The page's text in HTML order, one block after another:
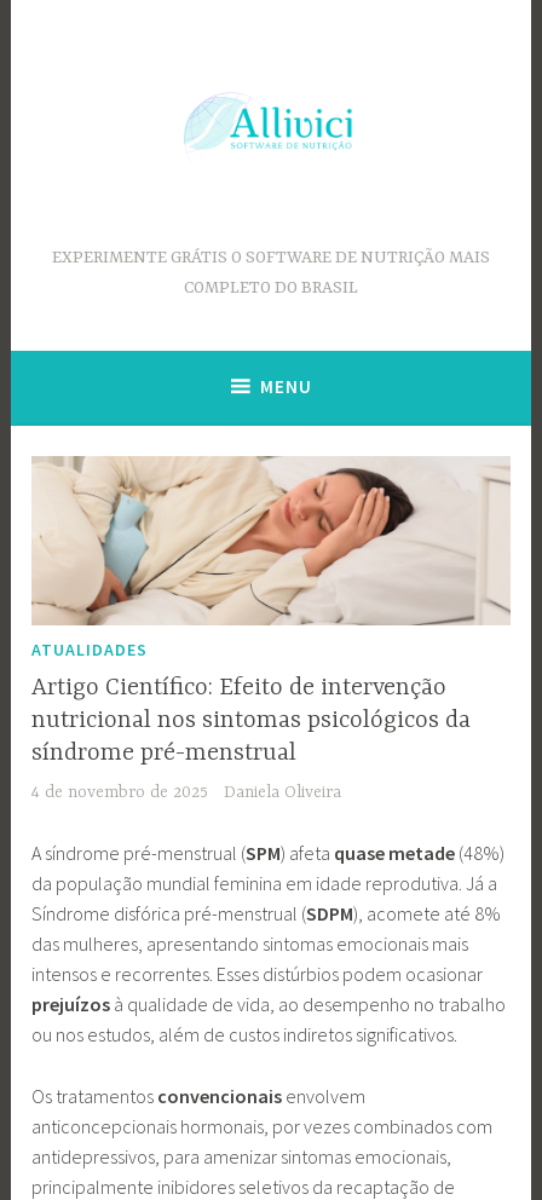
EXPERIMENTE GRÁTIS O SOFTWARE DE NUTRIÇÃO MAIS
COMPLETO DO BRASIL
MENU
ATUALIDADES
Artigo Científico: Efeito de intervenção
nutricional nos sintomas psicológicos da
síndrome pré-menstrual
4 de novembro de 2025 Daniela Oliveira
A síndrome pré-menstrual (SPM) afeta quase metade (48%)
da população mundial feminina em idade reprodutiva. Já a
Síndrome disfórica pré-menstrual (SDPM), acomete até 8%
das mulheres, apresentando sintomas emocionais mais
intensos e recorrentes. Esses distúrbios podem ocasionar
prejuízos à qualidade de vida, ao desempenho no trabalho
ou nos estudos, além de custos indiretos significativos.
Os tratamentos convencionais envolvem
anticoncepcionais hormonais, por vezes combinados com
antidepressivos, para amenizar sintomas emocionais,
principalmente inibidores seletivos da recaptação de